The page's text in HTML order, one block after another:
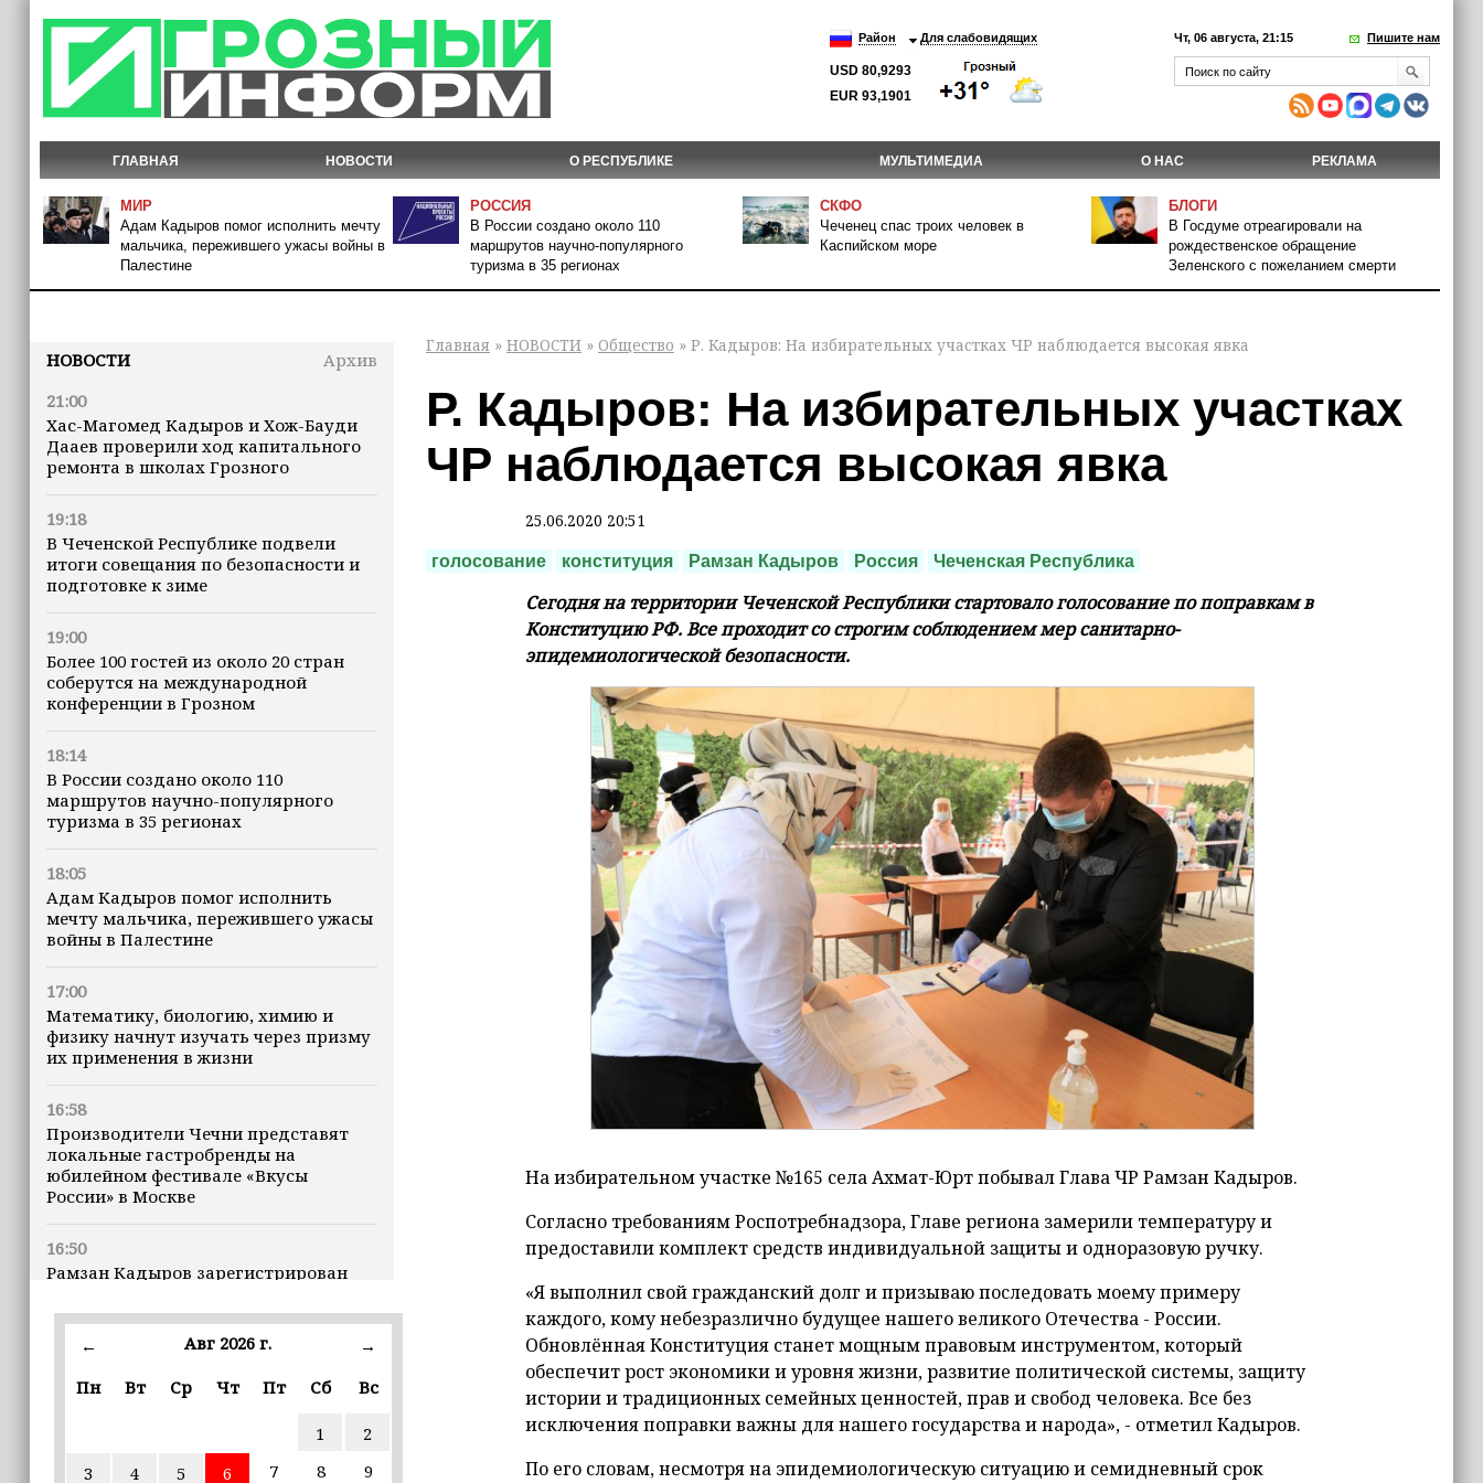
Район Для слабовидящих
USD 80,9293
EUR 93,1901
Чт, 06 августа, 21:15 Пишите нам
ГЛАВНАЯ НОВОСТИ О РЕСПУБЛИКЕ МУЛЬТИМЕДИА О НАС РЕКЛАМА
МИР
Адам Кадыров помог исполнить мечту
мальчика, пережившего ужасы войны в
Палестине
РОССИЯ
В России создано около 110
маршрутов научно-популярного
туризма в 35 регионах
СКФО
Чеченец спас троих человек в
Каспийском море
БЛОГИ
В Госдуме отреагировали на
рождественское обращение
Зеленского с пожеланием смерти
НОВОСТИ
Архив
21:00
Хас-Магомед Кадыров и Хож-Бауди
Дааев проверили ход капитального
ремонта в школах Грозного
19:18
В Чеченской Республике подвели
итоги совещания по безопасности и
подготовке к зиме
19:00
Более 100 гостей из около 20 стран
соберутся на международной
конференции в Грозном
18:14
В России создано около 110
маршрутов научно-популярного
туризма в 35 регионах
18:05
Адам Кадыров помог исполнить
мечту мальчика, пережившего ужасы
войны в Палестине
17:00
Математику, биологию, химию и
физику начнут изучать через призму
их применения в жизни
16:58
Производители Чечни представят
локальные гастробренды на
юбилейном фестивале «Вкусы
России» в Москве
16:50
Рамзан Кадыров зарегистрирован
16:47
землетрясения, рассказала
16:12
← Авг 2026 г.
→
Пн
Вт Ср Чт Пт Сб Вс
1
2
3
4 5 6 7 8
9
Главная » НОВОСТИ » Общество » Р. Кадыров: На избирательных участках ЧР наблюдается высокая явка
Р. Кадыров: На избирательных участках
ЧР наблюдается высокая явка
25.06.2020 20:51
голосование конституция Рамзан Кадыров Россия Чеченская Республика
Сегодня на территории Чеченской Республики стартовало голосование по поправкам в
Конституцию РФ. Все проходит со строгим соблюдением мер санитарно-
эпидемиологической безопасности.
На избирательном участке №165 села Ахмат-Юрт побывал Глава ЧР Рамзан Кадыров.
Согласно требованиям Роспотребнадзора, Главе региона замерили температуру и
предоставили комплект средств индивидуальной защиты и одноразовую ручку.
«Я выполнил свой гражданский долг и призываю последовать моему примеру
каждого, кому небезразлично будущее нашего великого Отечества - России.
Обновлённая Конституция станет мощным правовым инструментом, который
обеспечит рост экономики и уровня жизни, развитие политической системы, защиту
истории и традиционных семейных ценностей, прав и свобод человека. Все без
исключения поправки важны для нашего государства и народа», - отметил Кадыров.
По его словам, несмотря на эпидемиологическую ситуацию и семидневный срок